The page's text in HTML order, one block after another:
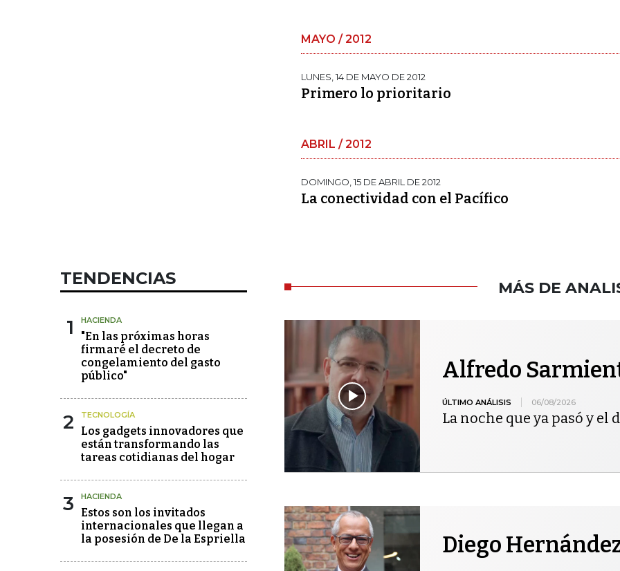
MAYO / 2012
LUNES, 14 DE MAYO DE 2012
Primero lo prioritario
ABRIL / 2012
DOMINGO, 15 DE ABRIL DE 2012
La conectividad con el Pacífico
TENDENCIAS
1 HACIENDA
"En las próximas horas
firmaré el decreto de
congelamiento del gasto
público"
2 TECNOLOGÍA
Los gadgets innovadores que
están transformando las
tareas cotidianas del hogar
3 HACIENDA
Estos son los invitados
internacionales que llegan a
la posesión de De la Espriella
MÁS DE
Alfredo
ÚLTIMO ANÁLISIS 06/08/2026
La noche que ya pasó y el
Diego